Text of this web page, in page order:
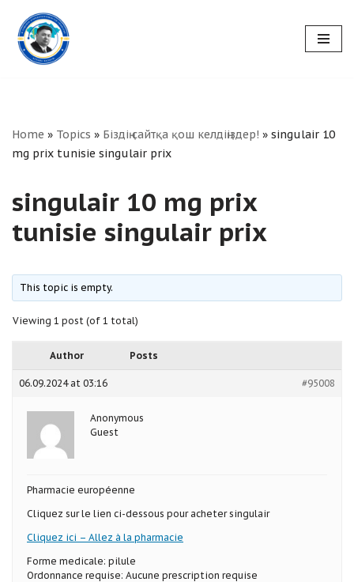
Skip
to
Home » Topics » Біздің сайтқа қош келдіңіздер! » singulair 10
mg prix tunisie singulair prix
singulair 10 mg prix
tunisie singulair prix
This topic is empty.
Viewing 1 post (of 1 total)
Author Posts
06.09.2024 at 03:16 #95008
Anonymous
Guest
Pharmacie européenne
Cliquez sur le lien ci-dessous pour acheter singulair
Cliquez ici – Allez à la pharmacie
Forme medicale: pilule
Ordonnance requise: Aucune prescription requise